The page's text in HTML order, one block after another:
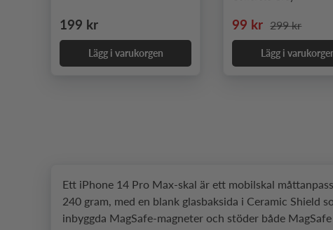
Ordinarie pris
199 kr
Lägg i varukorgen
Nedsatt pris
99 kr Ordinarie pris
299 kr
Lägg i
Ett iPhone 14 Pro Max-skal är ett mobilskal
240 gram, med en blank glasbaksida i Ceramic
inbyggda MagSafe-magneter och stöder både